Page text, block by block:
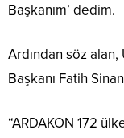
Başkanım’ dedim.
Ardından söz
Başkanı Fatih
“ARDAKON 172